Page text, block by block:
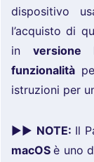
dispositivo
l’acquisto di
inversione
funzionalità
istruzioni per
►► NOTE: Il
macOSè uno